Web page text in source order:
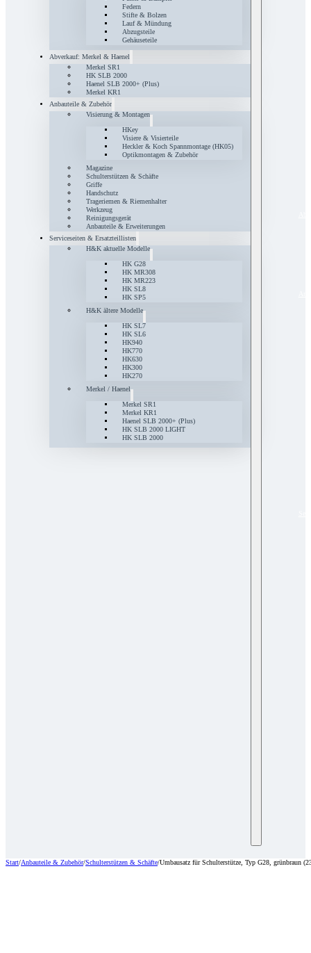
Federn
Stifte & Bolzen
Lauf & Mündung
Abzugsteile
Gehäuseteile
Abverkauf: Merkel & Haenel
Merkel SR1
HK SLB 2000
Haenel SLB 2000+ (Plus)
Merkel KR1
Anbauteile & Zubehör
Visierung & Montagen
HKey
Visiere & Visierteile
Heckler & Koch Spannmontage (HK05)
Optikmontagen & Zubehör
Magazine
Schulterstützen & Schäfte
Griffe
Handschutz
Trageriemen & Riemenhalter
Werkzeug
Reinigungsgerät
Anbauteile & Erweiterungen
Serviceseiten & Ersatzteillisten
H&K aktuelle Modelle
HK G28
HK MR308
HK MR223
HK SL8
HK SP5
H&K ältere Modelle
HK SL7
HK SL6
HK940
HK770
HK630
HK300
HK270
Merkel / Haenel
Merkel SR1
Merkel KR1
Haenel SLB 2000+ (Plus)
HK SLB 2000 LIGHT
HK SLB 2000
Start/Anbauteile & Zubehör/Schulterstützen & Schäfte/Umbausatz für Schulterstütze, Typ G28, grünbraun